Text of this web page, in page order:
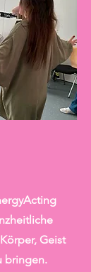
Geist
bringen.